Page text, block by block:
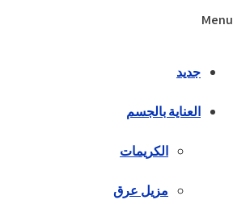
Menu
جديد
العناية بالجسم
الكريمات
مزيل عرق